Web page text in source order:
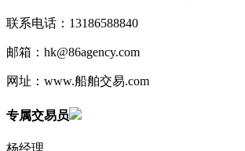
联系电话：13186588840
邮箱：hk@86agency.com
网址：www.船舶交易.com
专属交易员
杨经理